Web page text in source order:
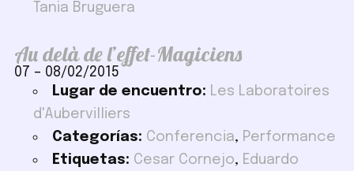
Tania Bruguera
Au delà de l’effet-Magiciens
07 – 08/02/2015
Lugar de encuentro: Les Laboratoires
d'Aubervilliers
Categorías: Conferencia, Performance
Etiquetas: Cesar Cornejo, Eduardo